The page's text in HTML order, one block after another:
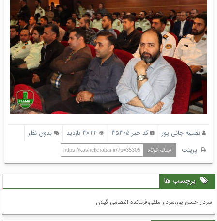
نصیبه جانی پور کد خبر 35305 3822 بازدید
بدون نظر
پرینت
لینک کوتاه https://kashefkhabar.ir/?p=35305
برچسب ها
سردار حسن پور،سردار ملکی،فرمانده انتظامی گیلان